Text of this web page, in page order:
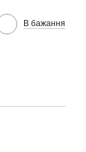
В бажання